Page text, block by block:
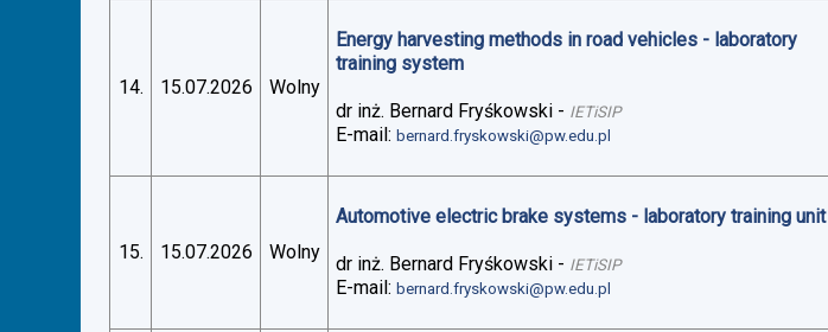
14. 15.07.2026 Wolny
Energy harvesting methods in road vehicles - laboratory
training system
dr inż. Bernard Fryśkowski - IETiSIP
E-mail:bernard.fryskowski@pw.edu.pl
15. 15.07.2026 Wolny
Automotive electric brake systems - laboratory training unit
dr inż. Bernard Fryśkowski - IETiSIP
E-mail:bernard.fryskowski@pw.edu.pl